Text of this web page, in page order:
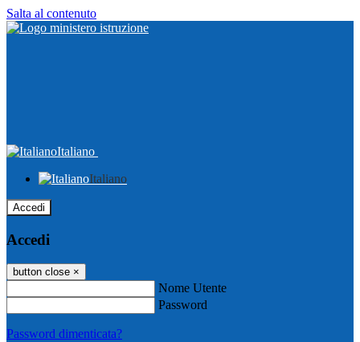
Salta al contenuto
Italiano
Italiano
Accedi
Accedi
button close ×
Nome Utente
Password
Password dimenticata?